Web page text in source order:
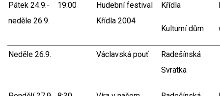
Pátek 24.9.-
neděle 26.9.
19:00
Hudební festival
Křídla 2004
Křídla
Kulturní dům
Neděle 26.9. Václavská pouť
Radešínská
Svratka